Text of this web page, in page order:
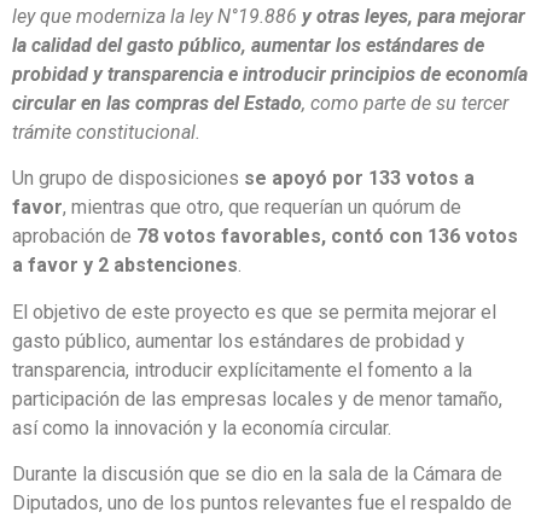
ley que moderniza la ley N°19.886 y otras leyes, para mejorar
la calidad del gasto público, aumentar los estándares de
probidad y transparencia e introducir principios de economía
circular en las compras del Estado, como parte de su tercer
trámite constitucional.
Un grupo de disposiciones se apoyó por 133 votos a
favor, mientras que otro, que requerían un quórum de
aprobación de 78 votos favorables, contó con 136 votos
a favor y 2 abstenciones.
El objetivo de este proyecto es que se permita mejorar el
gasto público, aumentar los estándares de probidad y
transparencia, introducir explícitamente el fomento a la
participación de las empresas locales y de menor tamaño,
así como la innovación y la economía circular.
Durante la discusión que se dio en la sala de la Cámara de
Diputados, uno de los puntos relevantes fue el respaldo de